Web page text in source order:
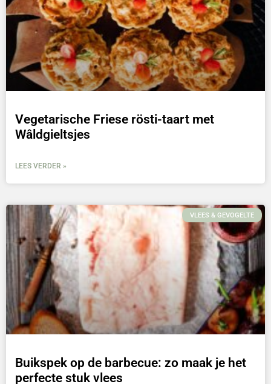
Vegetarische Friese rösti-taart met
Wâldgieltsjes
LEES VERDER »
VLEES & GEVOGELTE
Buikspek op de barbecue: zo maak je het
perfecte stuk vlees